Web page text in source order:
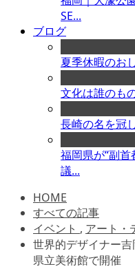
SE...
ブログ
夏季休暇のお
文化は誰のも
長崎の名を冠
福岡県が“副首
議...
HOME
すべての記事
イベント , アート・
世界的デザイナー
県立美術館で開催